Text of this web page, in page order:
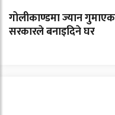
गोलीकाण्डमा ज्यान
सरकारले बनाइदिने घर